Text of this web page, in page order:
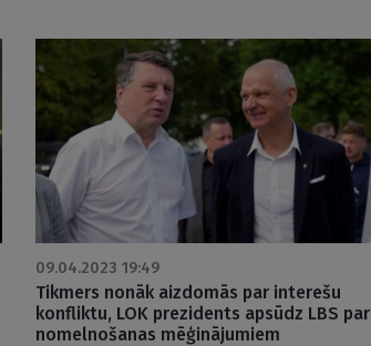
09.04.2023 19:49
Tikmers nonāk aizdomās par interešu
konfliktu, LOK prezidents apsūdz LBS par
nomelnošanas mēģinājumiem